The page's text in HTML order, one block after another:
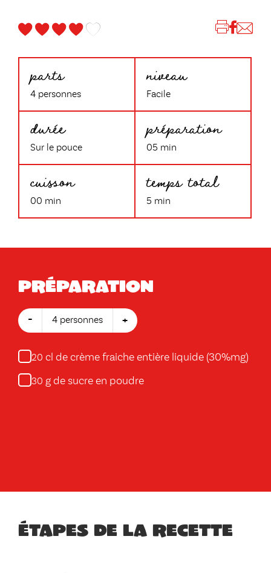
parts
4 personnes
niveau
Facile
durée
Sur le pouce
préparation
05 min
cuisson
00 min
temps total
5 min
Préparation
- 4 personnes +
20 cl de crème fraiche entière liquide (30%mg)
30 g de sucre en poudre
Étapes de la recette